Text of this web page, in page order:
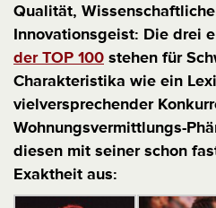
Qualität,
Innovationsgeist: Die drei
der TOP 100 stehen für
Charakteristika wie ein
vielversprechender
Wohnungsvermittlungs-
diesen mit seiner schon
Exaktheit aus: